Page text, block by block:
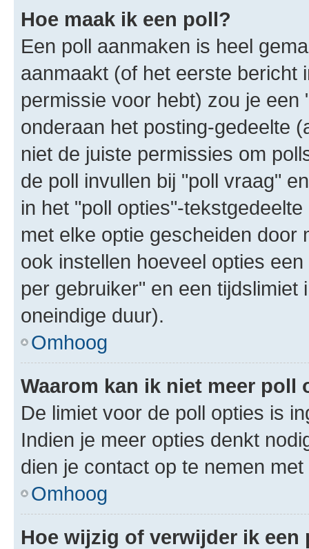
Hoe maak ik een poll?
Een poll aanmaken is heel
aanmaakt (of het eerste bericht
permissie voor hebt) zou je
onderaan het posting-gedeelte
niet de juiste permissies om
de poll invullen bij "poll vraag"
in het "poll opties"-
met elke optie gescheiden door
ook instellen hoeveel opties
per gebruiker" en een
oneindige duur).
Omhoog
Waarom kan ik niet meer poll
De limiet voor de poll opties is
Indien je meer opties denkt
dien je contact op te nemen
Omhoog
Hoe wijzig of verwijder ik een